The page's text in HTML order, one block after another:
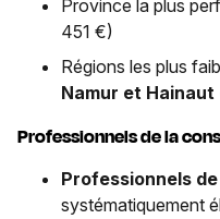
Province la plus
451 €)
Régions les plus
Namur et Hainaut
Professionnels de la
Professionnels
systématiquement